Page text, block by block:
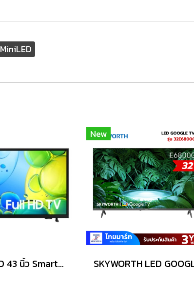
MiniLED
ทีวี FHD LED 43 นิ้ว Smart TV SAMSUNG รุ่น UA43F6000FKXXT
New